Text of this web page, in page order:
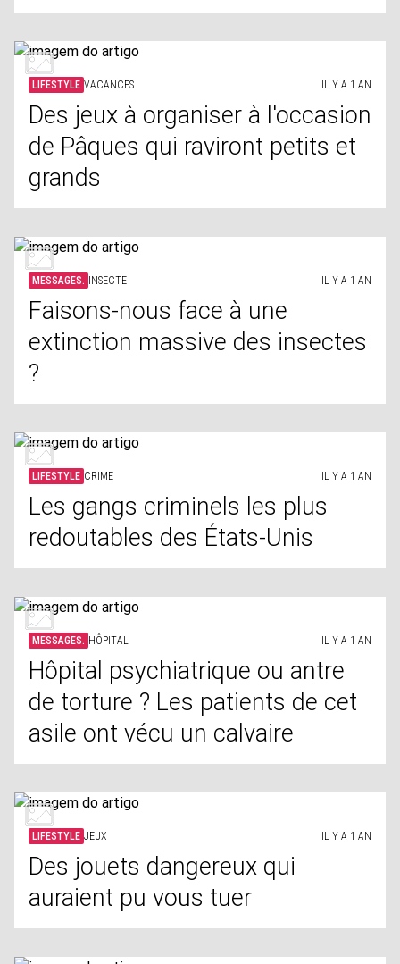
LIFESTYLE VACANCES IL Y A 1 AN
Des jeux à organiser à l'occasion
de Pâques qui raviront petits et
grands
MESSAGES. INSECTE IL Y A 1 AN
Faisons-nous face à une
extinction massive des insectes
?
LIFESTYLE CRIME IL Y A 1 AN
Les gangs criminels les plus
redoutables des États-Unis
MESSAGES. HÔPITAL IL Y A 1 AN
Hôpital psychiatrique ou antre
de torture ? Les patients de cet
asile ont vécu un calvaire
LIFESTYLE JEUX IL Y A 1 AN
Des jouets dangereux qui
auraient pu vous tuer